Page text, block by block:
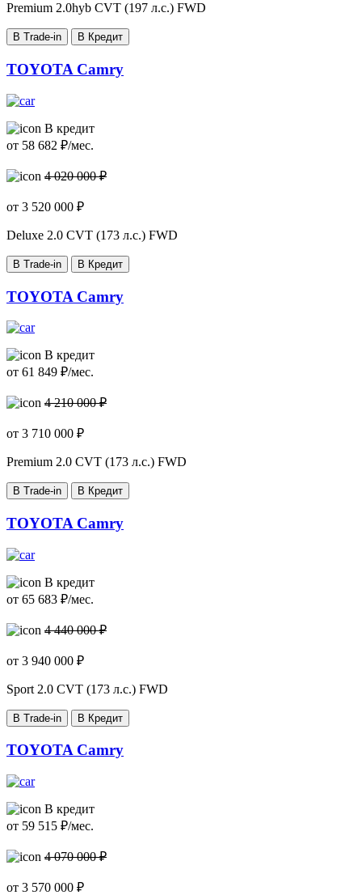
Premium 2.0hyb CVT (197 л.с.) FWD
В Trade-in В Кредит
TOYOTA Camry
В кредит
от 58 682 ₽/мес.
4 020 000 ₽
от 3 520 000 ₽
Deluxe 2.0 CVT (173 л.с.) FWD
В Trade-in В Кредит
TOYOTA Camry
В кредит
от 61 849 ₽/мес.
4 210 000 ₽
от 3 710 000 ₽
Premium 2.0 CVT (173 л.с.) FWD
В Trade-in В Кредит
TOYOTA Camry
В кредит
от 65 683 ₽/мес.
4 440 000 ₽
от 3 940 000 ₽
Sport 2.0 CVT (173 л.с.) FWD
В Trade-in В Кредит
TOYOTA Camry
В кредит
от 59 515 ₽/мес.
4 070 000 ₽
от 3 570 000 ₽